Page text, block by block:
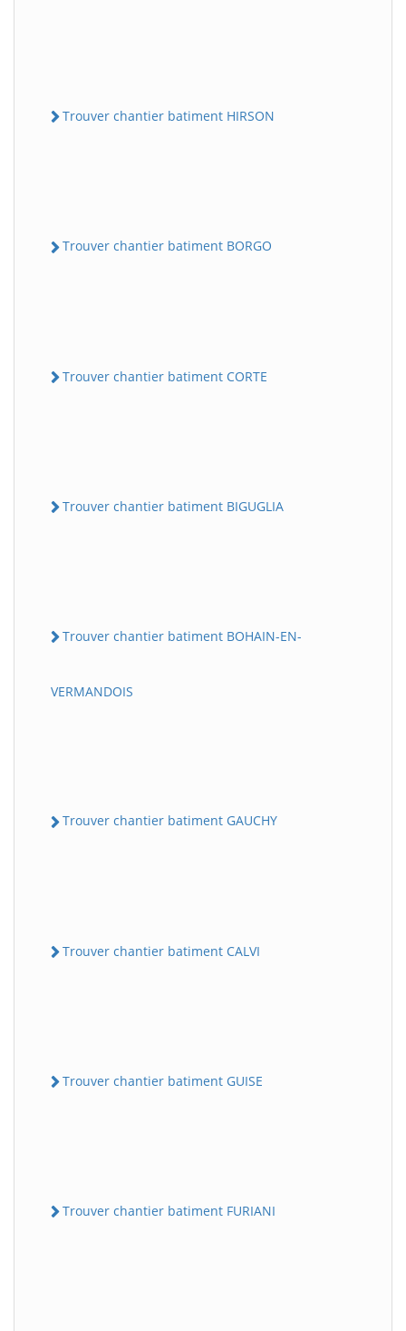
Trouver chantier batiment HIRSON
Trouver chantier batiment BORGO
Trouver chantier batiment CORTE
Trouver chantier batiment BIGUGLIA
Trouver chantier batiment BOHAIN-EN-
VERMANDOIS
Trouver chantier batiment GAUCHY
Trouver chantier batiment CALVI
Trouver chantier batiment GUISE
Trouver chantier batiment FURIANI